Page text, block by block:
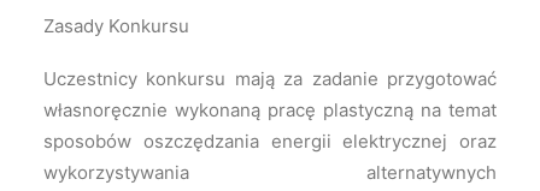
Zasady Konkursu
Uczestnicy konkursu mają za zadanie przygotować
własnoręcznie wykonaną pracę plastyczną na temat
sposobów oszczędzania energii elektrycznej oraz
wykorzystywania alternatywnych